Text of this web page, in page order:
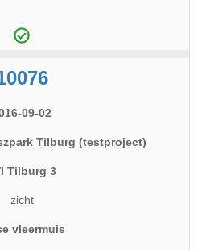
09-02
Tilburg (testproject)
Tilburg 3
zicht
vleermuis